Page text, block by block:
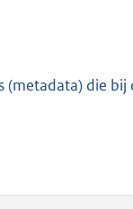
6
b
die bij